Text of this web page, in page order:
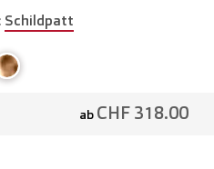
Schildpatt
ab CHF 318.00